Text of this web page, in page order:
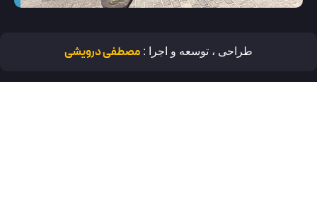
طراحی ، توسعه و اجرا : مصطفی درویشی